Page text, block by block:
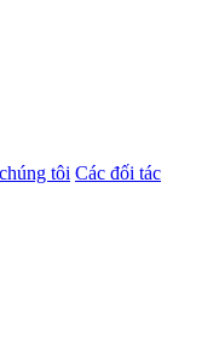
tôi Các đối tác